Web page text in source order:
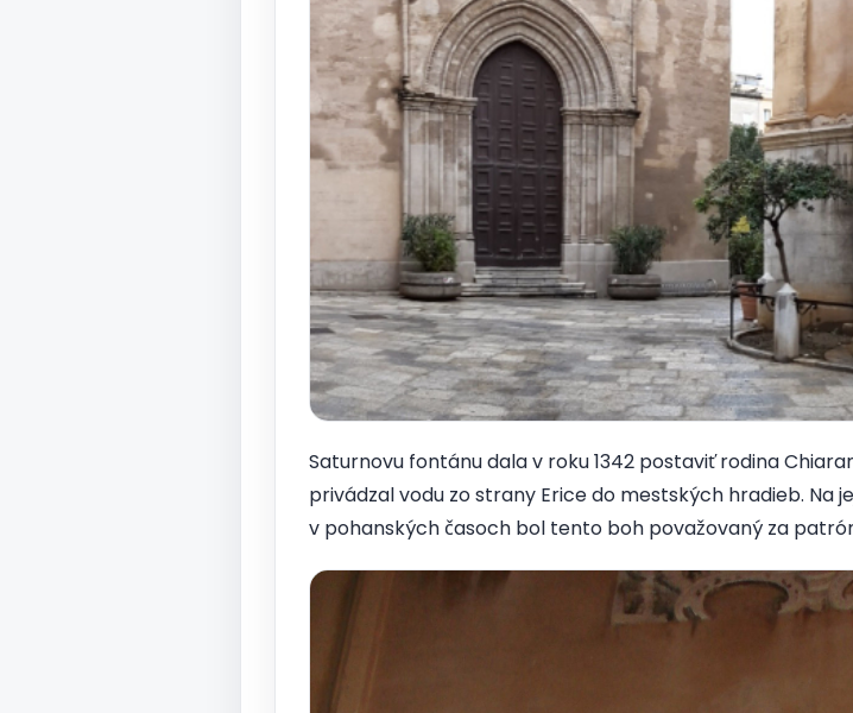
Saturnovu fontánu dala v roku 1342 postaviť rodina
privádzal vodu zo strany Erice do mestských hradieb. Na
v pohanských časoch bol tento boh považovaný za